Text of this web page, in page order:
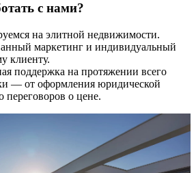
с нами?
на элитной недвижимости.
маркетинг и индивидуальный
клиенту.
поддержка на протяжении всего
— от оформления юридической
переговоров о цене.